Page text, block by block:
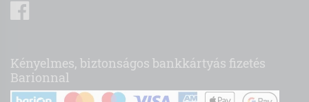
Kényelmes, biztonságos bankkártyás fizetés
Barionnal